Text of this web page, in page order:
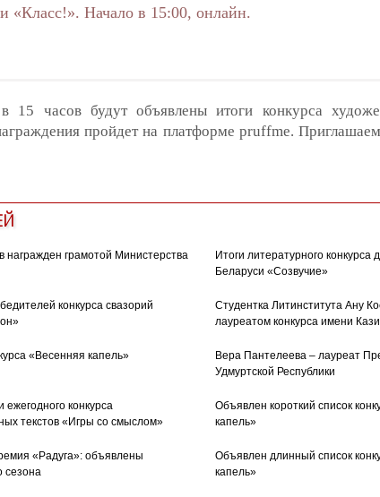
«Класс!». Начало в 15:00, онлайн.
15 часов будут объявлены итоги конкурса
пройдет на платформе pruffme.
награжден грамотой Министерства
Итоги литературного конкурса
Беларуси «Созвучие»
конкурса свазорий
Студентка Литинститута Ану
лауреатом конкурса имени
«Весенняя капель»
Вера Пантелеева – лауреат
Удмуртской Республики
ежегодного конкурса
текстов «Игры со смыслом»
Объявлен короткий список
капель»
«Радуга»: объявлены
сезона
Объявлен длинный список
капель»